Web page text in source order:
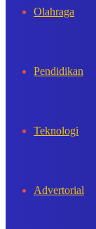
Olahraga
Pendidikan
Teknologi
Advertorial